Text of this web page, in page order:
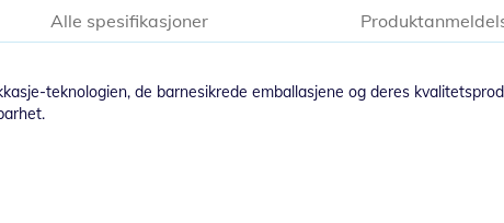
teknologien, de barnesikrede emballasjene og deres
Alle spesifikasjoner